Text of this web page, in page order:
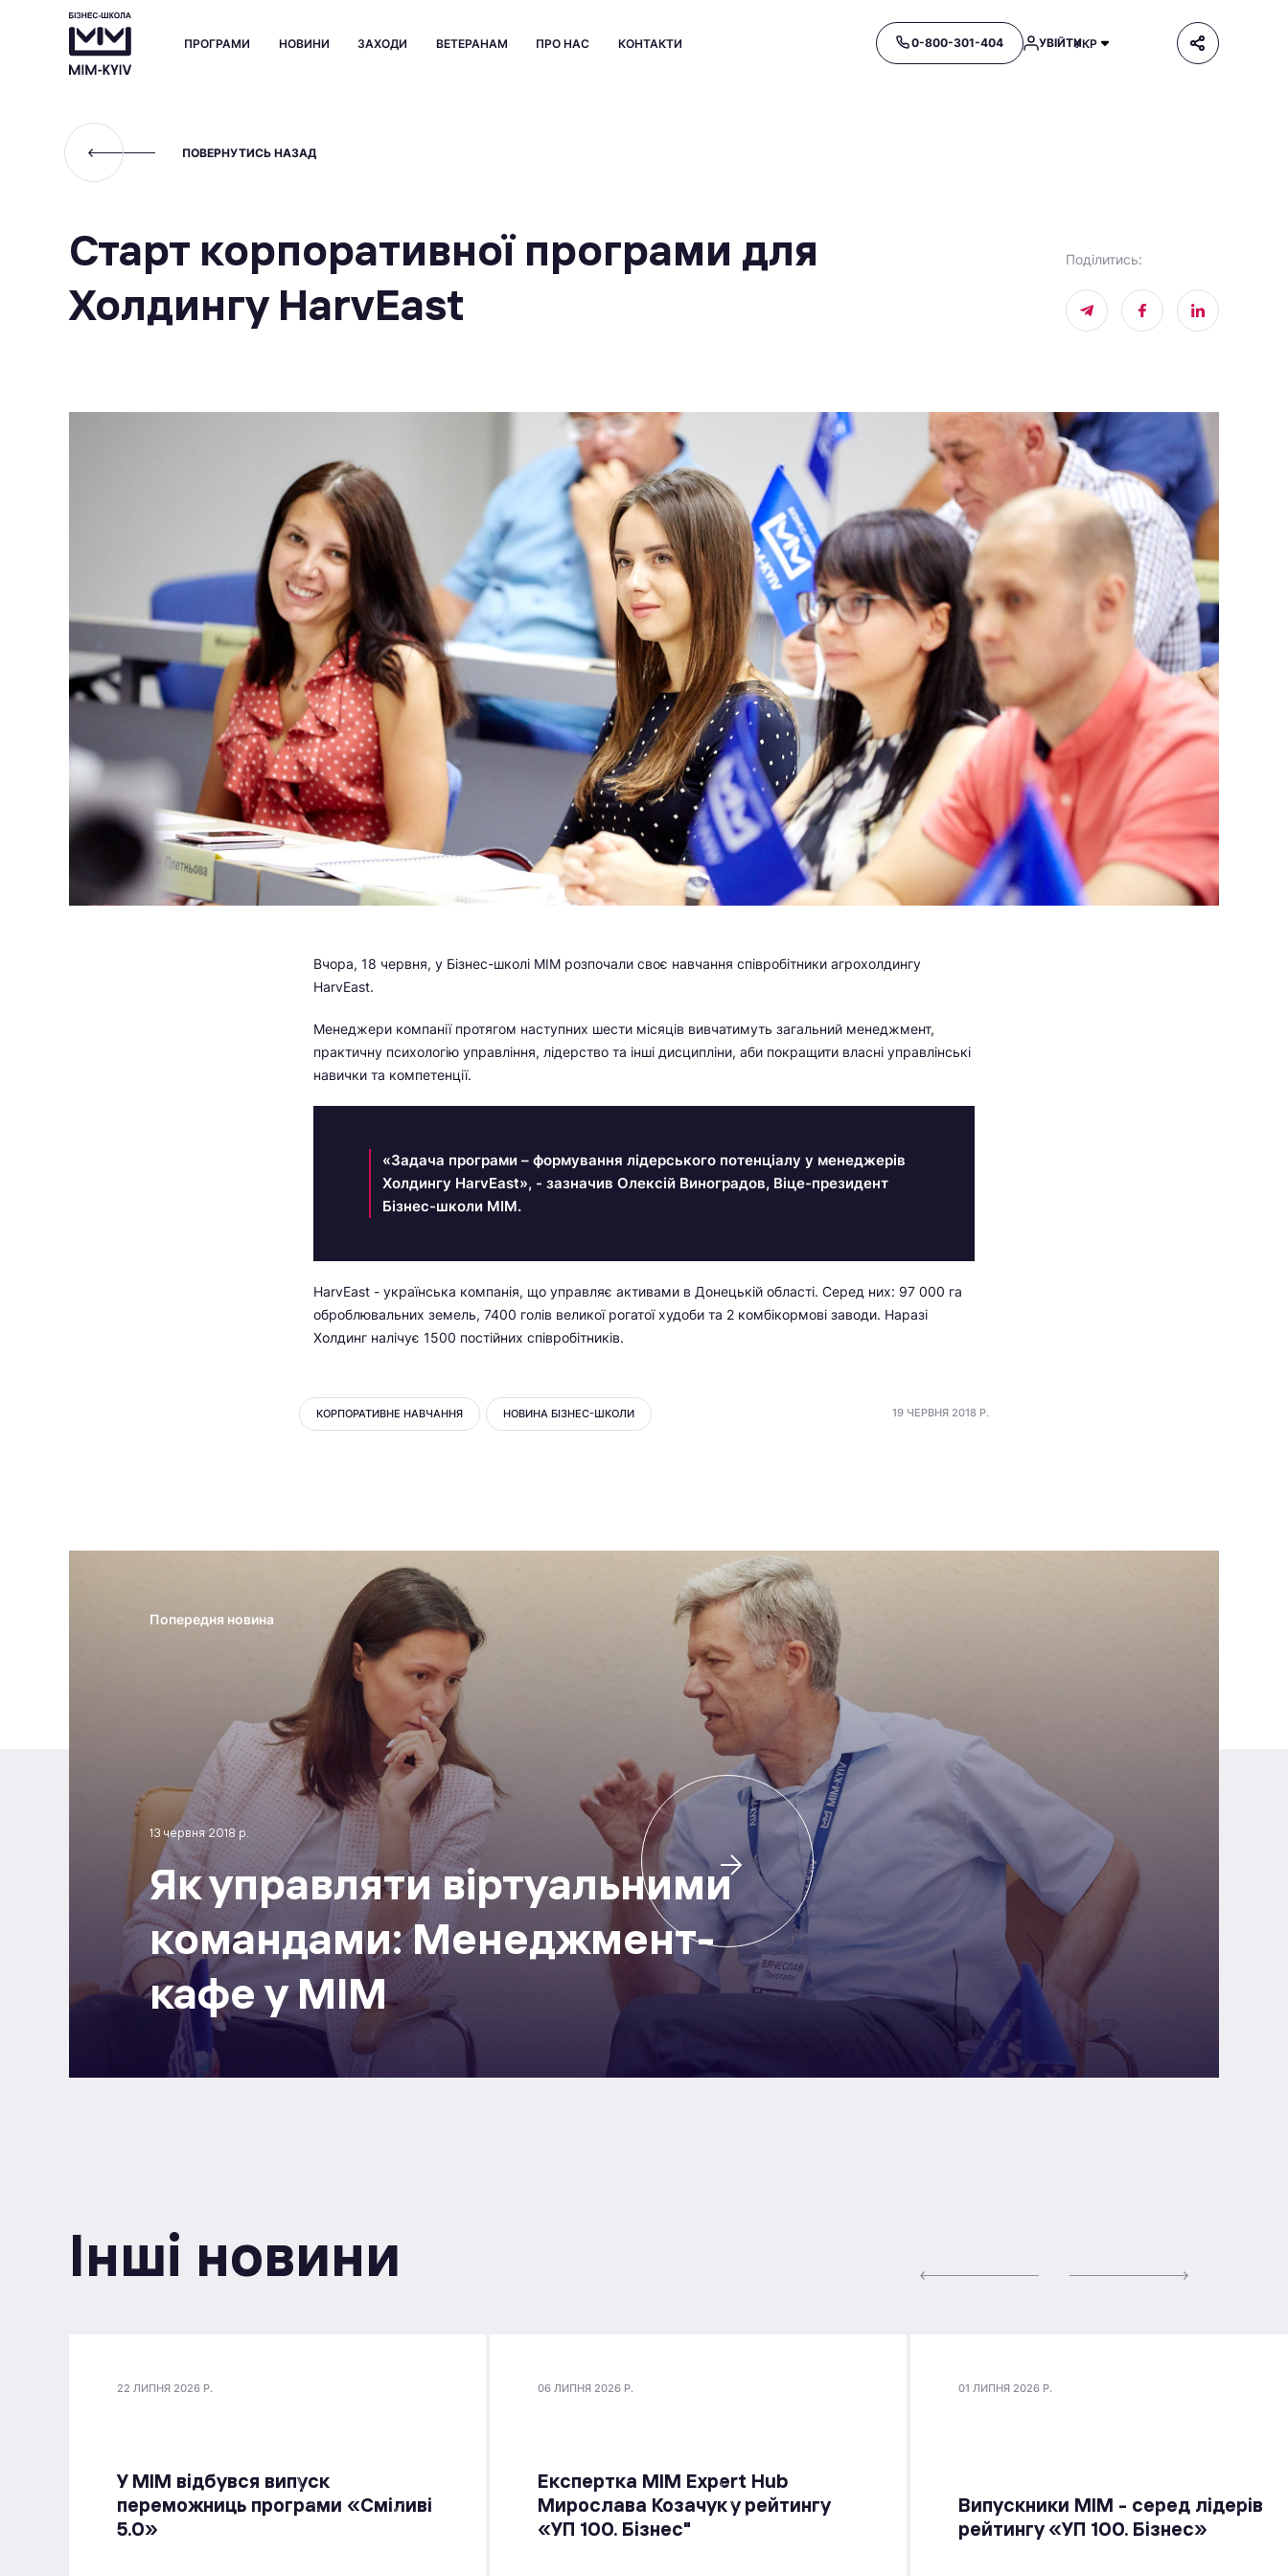
ПРОГРАМИ НОВИНИ ЗАХОДИ ВЕТЕРАНАМ ПРО НАС КОНТАКТИ 0-800-301-404 УВІЙТИУКР
ПОВЕРНУТИСЬ НАЗАД
Старт корпоративної програми для
Холдингу HarvEast
Поділитись:
Вчора, 18 червня, у Бізнес-школі МІМ розпочали своє навчання співробітники агрохолдингу
HarvEast.
Менеджери компанії протягом наступних шести місяців вивчатимуть загальний менеджмент,
практичну психологію управління, лідерство та інші дисципліни, аби покращити власні управлінські
навички та компетенції.
«Задача програми – формування лідерського потенціалу у менеджерів
Холдингу HarvEast», - зазначив Олексій Виноградов, Віце-президент
Бізнес-школи МІМ.
HarvEast - українська компанія, що управляє активами в Донецькій області. Серед них: 97 000 га
оброблювальних земель, 7400 голів великої рогатої худоби та 2 комбікормові заводи. Наразі
Холдинг налічує 1500 постійних співробітників.
КОРПОРАТИВНЕ НАВЧАННЯ НОВИНА БІЗНЕС-ШКОЛИ 19 ЧЕРВНЯ 2018 Р.
Попередня новина
13 червня 2018 р.
Як управляти віртуальними
командами: Менеджмент-
кафе у МІМ
Інші новини
22 ЛИПНЯ 2026 Р.
У МІМ відбувся випуск
переможниць програми «Сміливі
5.0»
06 ЛИПНЯ 2026 Р.
Експертка MIM Expert Hub
Мирослава Козачук у рейтингу
«УП 100. Бізнес"
01 ЛИПНЯ 2026 Р.
Випускники МІМ - серед лідерів
рейтингу «УП 100. Бізнес»